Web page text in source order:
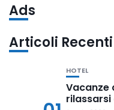
Ads
Articoli Recenti
HOTEL
Vacanze